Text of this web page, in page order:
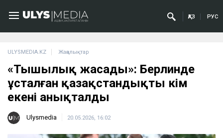
ҚАЗ РУС
ULYSMEDIA.KZ Жаңалықтар
«Тыңшылық жасады»: Берлинде
ұсталған қазақстандықтың кім
екені анықталды
Ulysmedia 20.05.2026, 16:02